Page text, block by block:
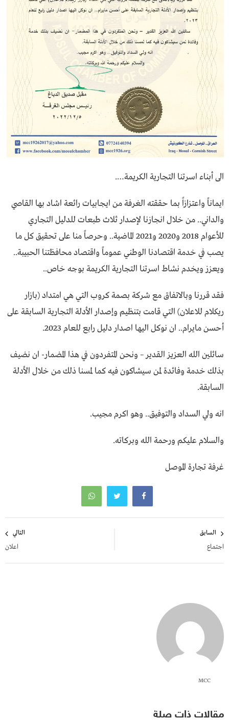
الى أبناء اسرتنا التجارية الكريمة….
ايماناً واعتزازاً بما حققته الغرفة من ايجابيات رائعة اشاد بها القاصي
والداني.. من خلال انجازنا لإصدار ثلاث طبعات للدليل التجاري
للأعوام 2018 و2020 و2021 الماضية.. وحرصاً منا على تحقيق كل ما
يصب في خدمة اقتصادنا الوطني عموماً واقتصاد محافظتنا الحبيبة..
ويعزز ويخدم نشاط اسرتنا التجارية الكريمة بوجه خاص..
فقد قررنا وبالاتفاق مع شركة بصمة كروب التي هي امتداد (بازار
ريكلام للاعلان) التي قامت بتنظيم وإصدار الأدلة التجارية السابقة على
أحسن مايرام.. ان نوكل اليها اصدار دليل رابع للعام 2023.
سائلين الله العزيز القدير – ونحن المتفردون في هذا المضمار- ان نضيف
بذلك خدمة وفائدة لمن سيشاكون فيه كما لمسنا ذلك من خلال الأدلة
السابقة.
انه ولي السداد والتوفيق.. وهو اكرم مجيب.
والسلام عليكم ورحمة الله وبركاته.
غرفة تجارة الموصل
المقالات
السابق
اجتماع
التالي
اعلان
MCC
مقالات ذات صلة